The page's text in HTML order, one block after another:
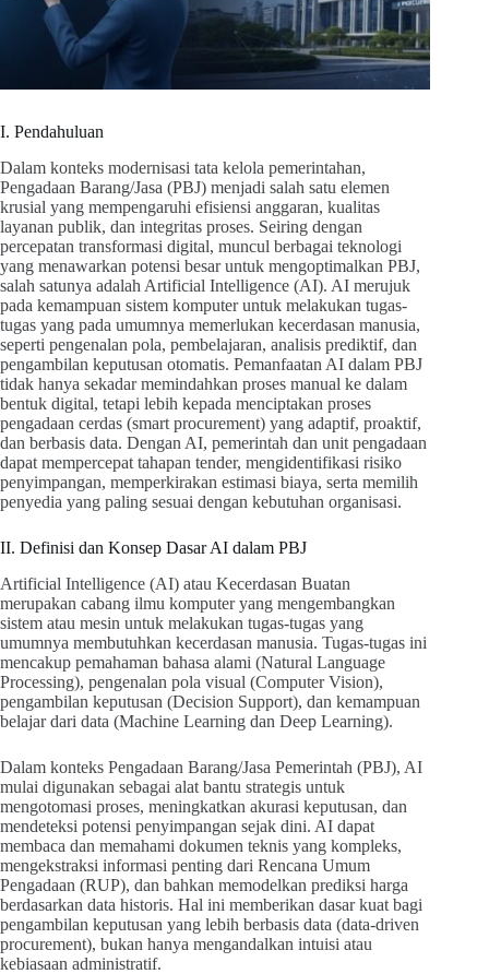
I. Pendahuluan
Dalam konteks modernisasi tata kelola pemerintahan,
Pengadaan Barang/Jasa (PBJ) menjadi salah satu elemen
krusial yang mempengaruhi efisiensi anggaran, kualitas
layanan publik, dan integritas proses. Seiring dengan
percepatan transformasi digital, muncul berbagai teknologi
yang menawarkan potensi besar untuk mengoptimalkan PBJ,
salah satunya adalah Artificial Intelligence (AI). AI merujuk
pada kemampuan sistem komputer untuk melakukan tugas-
tugas yang pada umumnya memerlukan kecerdasan manusia,
seperti pengenalan pola, pembelajaran, analisis prediktif, dan
pengambilan keputusan otomatis. Pemanfaatan AI dalam PBJ
tidak hanya sekadar memindahkan proses manual ke dalam
bentuk digital, tetapi lebih kepada menciptakan proses
pengadaan cerdas (smart procurement) yang adaptif, proaktif,
dan berbasis data. Dengan AI, pemerintah dan unit pengadaan
dapat mempercepat tahapan tender, mengidentifikasi risiko
penyimpangan, memperkirakan estimasi biaya, serta memilih
penyedia yang paling sesuai dengan kebutuhan organisasi.
II. Definisi dan Konsep Dasar AI dalam PBJ
Artificial Intelligence (AI) atau Kecerdasan Buatan
merupakan cabang ilmu komputer yang mengembangkan
sistem atau mesin untuk melakukan tugas-tugas yang
umumnya membutuhkan kecerdasan manusia. Tugas-tugas ini
mencakup pemahaman bahasa alami (Natural Language
Processing), pengenalan pola visual (Computer Vision),
pengambilan keputusan (Decision Support), dan kemampuan
belajar dari data (Machine Learning dan Deep Learning).
Dalam konteks Pengadaan Barang/Jasa Pemerintah (PBJ), AI
mulai digunakan sebagai alat bantu strategis untuk
mengotomasi proses, meningkatkan akurasi keputusan, dan
mendeteksi potensi penyimpangan sejak dini. AI dapat
membaca dan memahami dokumen teknis yang kompleks,
mengekstraksi informasi penting dari Rencana Umum
Pengadaan (RUP), dan bahkan memodelkan prediksi harga
berdasarkan data historis. Hal ini memberikan dasar kuat bagi
pengambilan keputusan yang lebih berbasis data (data-driven
procurement), bukan hanya mengandalkan intuisi atau
kebiasaan administratif.